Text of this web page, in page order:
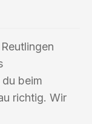
beim
richtig. Wir